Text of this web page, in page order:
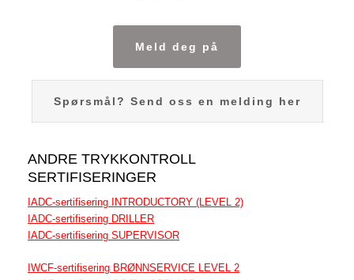
Meld deg på
Spørsmål? Send oss en melding her
ANDRE TRYKKONTROLL
SERTIFISERINGER
IADC-sertifisering INTRODUCTORY (LEVEL 2)
IADC-sertifisering DRILLER
IADC-sertifisering SUPERVISOR
IWCF-sertifisering BRØNNSERVICE LEVEL 2